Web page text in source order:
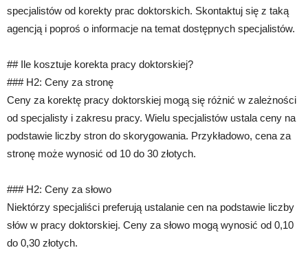
specjalistów od korekty prac doktorskich. Skontaktuj się z taką
agencją i poproś o informacje na temat dostępnych specjalistów.
## Ile kosztuje korekta pracy doktorskiej?
### H2: Ceny za stronę
Ceny za korektę pracy doktorskiej mogą się różnić w zależności
od specjalisty i zakresu pracy. Wielu specjalistów ustala ceny na
podstawie liczby stron do skorygowania. Przykładowo, cena za
stronę może wynosić od 10 do 30 złotych.
### H2: Ceny za słowo
Niektórzy specjaliści preferują ustalanie cen na podstawie liczby
słów w pracy doktorskiej. Ceny za słowo mogą wynosić od 0,10
do 0,30 złotych.